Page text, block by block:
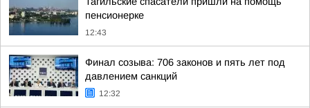
пенсионерке
12:43
Финал созыва: 706 законов и пять лет под
давлением санкций
12:32